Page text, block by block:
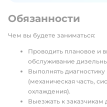
Обязанности
Чем вы будете заниматься:
Проводить плановое и
обслуживание
Выполнять
(механическая часть,
охлаждения).
Выезжать к заказчикам